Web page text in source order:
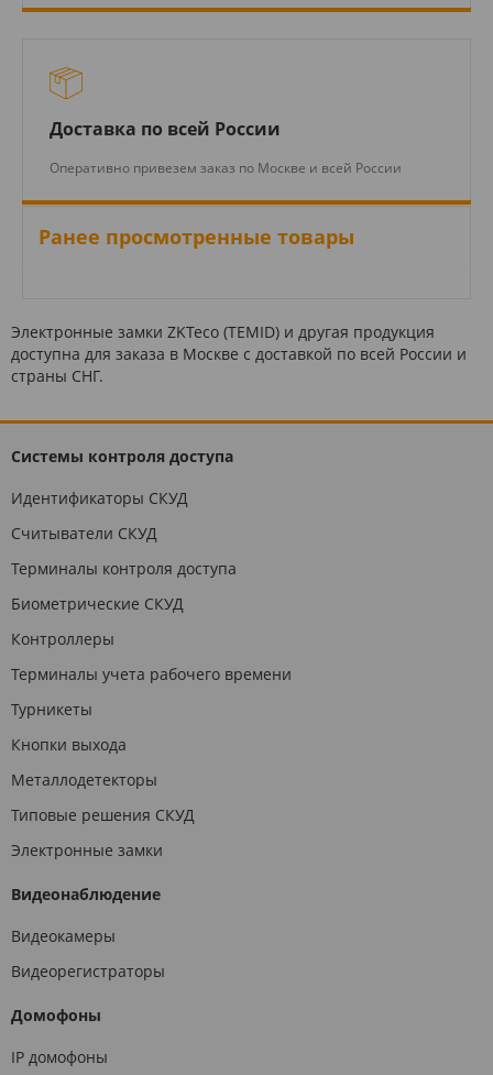
Доставка по всей России
Оперативно привезем заказ по Москве и всей России
Ранее просмотренные товары
Электронные замки ZKTeco (TEMID) и другая продукция
доступна для заказа в Москве с доставкой по всей России и
страны СНГ.
Системы контроля доступа
Идентификаторы СКУД
Считыватели СКУД
Терминалы контроля доступа
Биометрические СКУД
Контроллеры
Терминалы учета рабочего времени
Турникеты
Кнопки выхода
Металлодетекторы
Типовые решения СКУД
Электронные замки
Видеонаблюдение
Видеокамеры
Видеорегистраторы
Домофоны
IP домофоны